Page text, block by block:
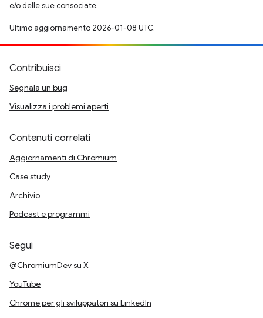
e/o delle sue consociate.
Ultimo aggiornamento 2026-01-08 UTC.
Contribuisci
Segnala un bug
Visualizza i problemi aperti
Contenuti correlati
Aggiornamenti di Chromium
Case study
Archivio
Podcast e programmi
Segui
@ChromiumDev su X
YouTube
Chrome per gli sviluppatori su LinkedIn